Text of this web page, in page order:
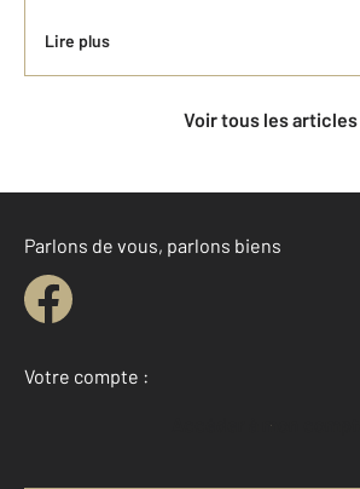
Lire plus
Voir tous les articles
Parlons de vous, parlons biens
Votre compte :
Accéder à mon compte